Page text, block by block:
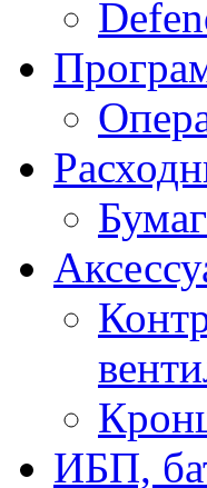
ИБП,